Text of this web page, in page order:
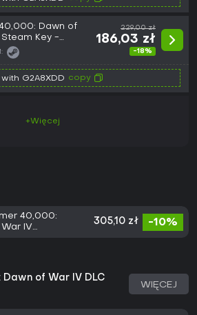
Dawn of
Steam Key -
229,00 zł
186,03 zł
-18%
G2A8XDD copy
+Więcej
40,000:
IV
305,10 zł -10%
of War IV DLC
WIĘCEJ